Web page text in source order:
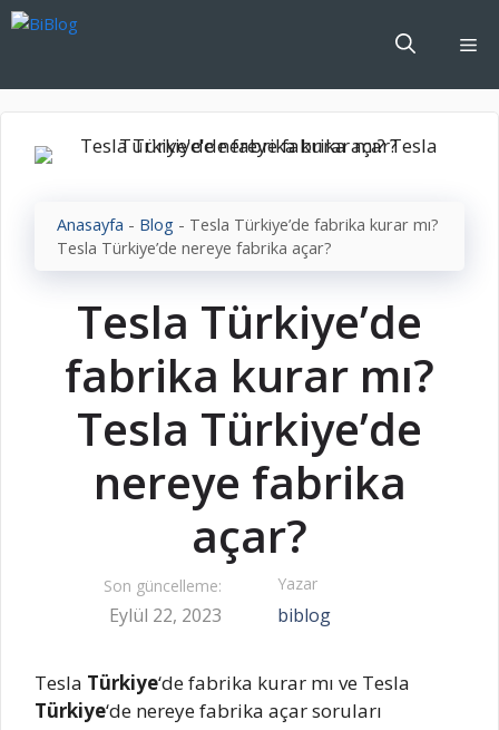
İçeriğe
Anasayfa - Blog - Tesla Türkiye’de fabrika kurar mı?
Tesla Türkiye’de nereye fabrika açar?
Tesla Türkiye’de
fabrika kurar mı?
Tesla Türkiye’de
nereye fabrika
açar?
Son güncelleme:
Eylül 22, 2023
Yazar
biblog
Tesla Türkiye‘de fabrika kurar mı ve Tesla
Türkiye‘de nereye fabrika açar soruları